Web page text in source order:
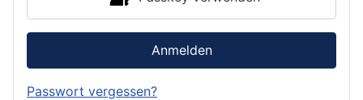
Anmelden
Passwort vergessen?